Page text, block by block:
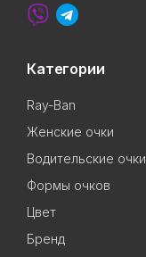
Категории
Ray-Ban
Женские очки
Водительские очки
Формы очков
Цвет
Бренд